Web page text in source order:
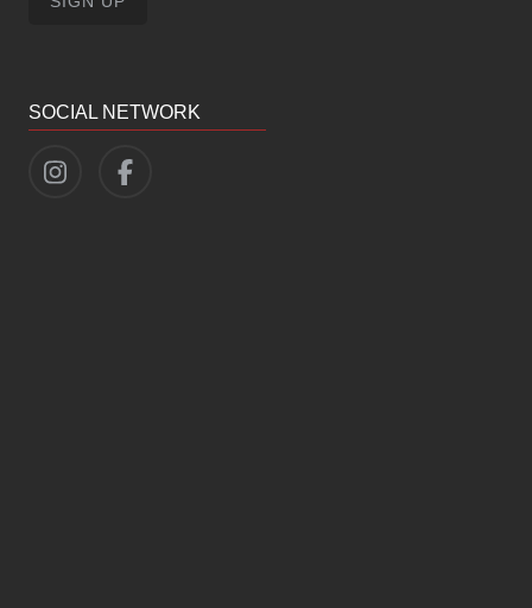
SOCIAL NETWORK